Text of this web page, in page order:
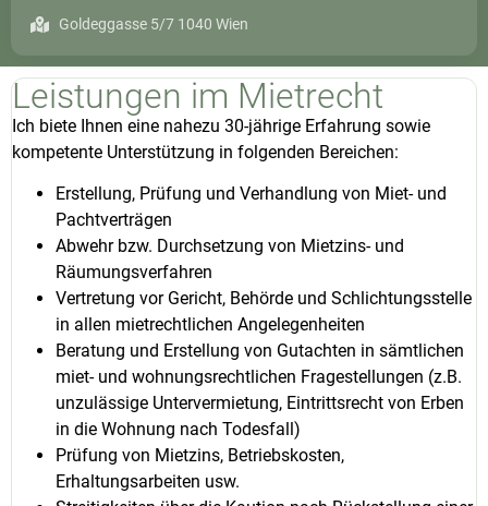
Goldeggasse 5/7 1040 Wien
Leistungen im Mietrecht
Ich biete Ihnen eine nahezu 30-jährige Erfahrung sowie
kompetente Unterstützung in folgenden Bereichen:
Erstellung, Prüfung und Verhandlung von Miet- und
Pachtverträgen
Abwehr bzw. Durchsetzung von Mietzins- und
Räumungsverfahren
Vertretung vor Gericht, Behörde und Schlichtungsstelle
in allen mietrechtlichen Angelegenheiten
Beratung und Erstellung von Gutachten in sämtlichen
miet- und wohnungsrechtlichen Fragestellungen (z.B.
unzulässige Untervermietung, Eintrittsrecht von Erben
in die Wohnung nach Todesfall)
Prüfung von Mietzins, Betriebskosten,
Erhaltungsarbeiten usw.